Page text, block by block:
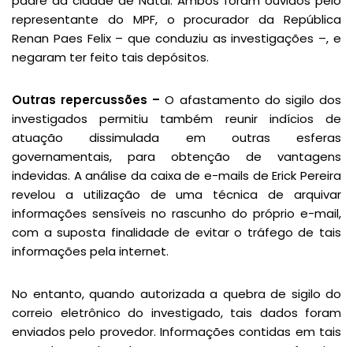
representante do MPF, o procurador da República
Renan Paes Felix – que conduziu as investigações –, e
negaram ter feito tais depósitos.
Outras repercussões – O afastamento do sigilo dos
investigados permitiu também reunir indícios de
atuação dissimulada em outras esferas
governamentais, para obtenção de vantagens
indevidas. A análise da caixa de e-mails de Erick Pereira
revelou a utilização de uma técnica de arquivar
informações sensíveis no rascunho do próprio e-mail,
com a suposta finalidade de evitar o tráfego de tais
informações pela internet.
No entanto, quando autorizada a quebra de sigilo do
correio eletrônico do investigado, tais dados foram
enviados pelo provedor. Informações contidas em tais